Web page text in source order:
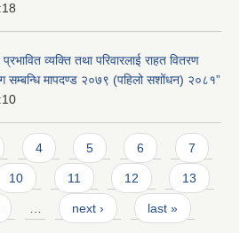
प्रभावित व्यक्ति तथा परिवारलाई राहत वितरण
सम्बन्धि मापदण्ड २०७९ (पहिलो सशोंधन) २०८१”
4 5 6 7
10 11 12 13
next › last »